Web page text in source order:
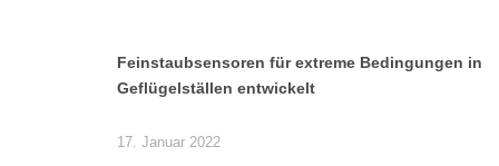
Feinstaubsensoren für extreme Bedingungen in
Geflügelställen entwickelt
17. Januar 2022